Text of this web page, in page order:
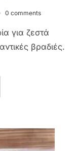
0 comments
για ζεστά
βραδιές.